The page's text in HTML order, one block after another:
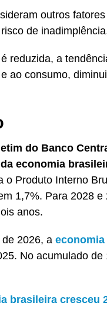
outros
de
reduzida, a
ao consumo,
do Banco
economia
o Produto Interno
1,7%. Para 2028
anos.
2026, a economia
No acumulado
brasileira cresceu